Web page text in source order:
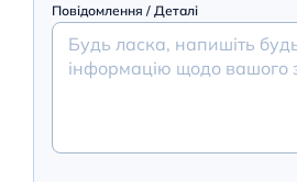
Повідомлення / Деталі